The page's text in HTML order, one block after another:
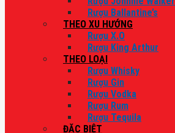
Rượu Ballantine’s
THEO XU HƯỚNG
Rượu X.O
Rượu King Arthur
THEO LOẠI
Rượu Whisky
Rượu Gin
Rượu Vodka
Rượu Rum
Rượu Tequila
ĐẶC BIỆT